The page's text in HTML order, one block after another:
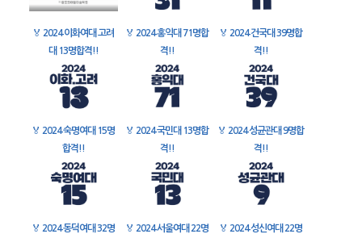
🏅 2024 이화여대 고려
대 13명합격!!
🏅 2024 홍익대 71명합
격!!
🏅 2024 건국대 39명합
격!!
🏅 2024 숙명여대 15명
합격!!
🏅 2024 국민대 13명합
격!!
🏅 2024 성균관대 9명합
격!!
🏅 2024 동덕여대 32명
🏅 2024 서울여대 22명
🏅 2024 성신여대 22명